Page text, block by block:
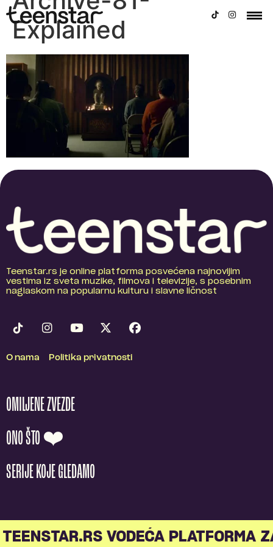
Explained
Teenstar.rs je online platforma posvećena najnovijim
vestima iz sveta muzike, filmova i televizije, s posebnim
naglaskom na popularnu kulturu i slavne ličnost
O nama Politika privatnosti
OMILJENE ZVEZDE
ONO ŠTO ❤️
SERIJE KOJE GLEDAMO
TEENSTAR.RS VODEĆA PLATFORMA